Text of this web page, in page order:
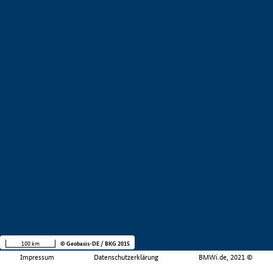
Impressum Datenschutzerklärung BMWi.de, 2021 ©
100 km © Geobasis-DE / BKG 2015